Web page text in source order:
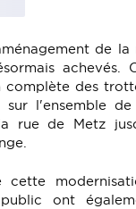
de la
achevés.
complète des
sur l'ensemble
rue de Metz
ont